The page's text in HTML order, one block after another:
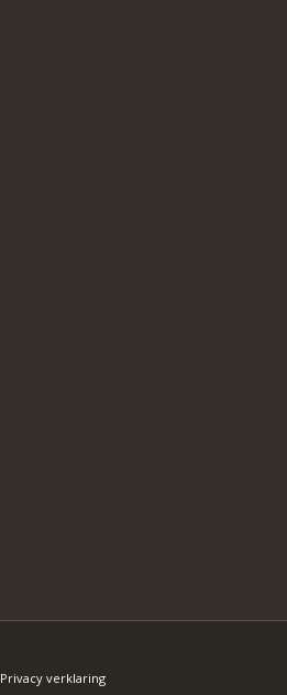
Privacy verklaring